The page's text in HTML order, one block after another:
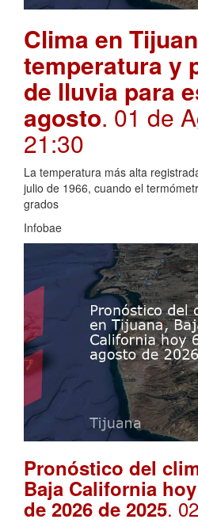
Clima en
temperatura y
de lluvia para
agosto. 01 de
21:30
La temperatura más alta
julio de 1966, cuando el
grados
Infobae
Pronóstico del
Baja California
de 2026 de 2025.